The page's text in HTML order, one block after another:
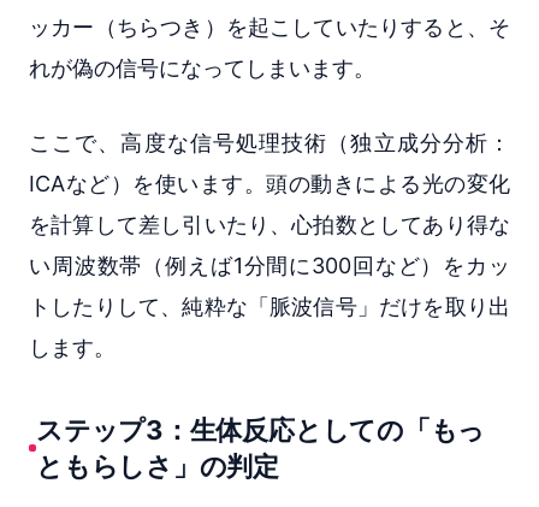
ッカー（ちらつき）を起こしていたりすると、そ
れが偽の信号になってしまいます。
ここで、高度な信号処理技術（独立成分分析：
ICAなど）を使います。頭の動きによる光の変化
を計算して差し引いたり、心拍数としてあり得な
い周波数帯（例えば1分間に300回など）をカッ
トしたりして、純粋な「脈波信号」だけを取り出
します。
ステップ3：生体反応としての「もっ
ともらしさ」の判定